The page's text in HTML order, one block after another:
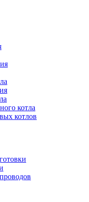
котла
котлов